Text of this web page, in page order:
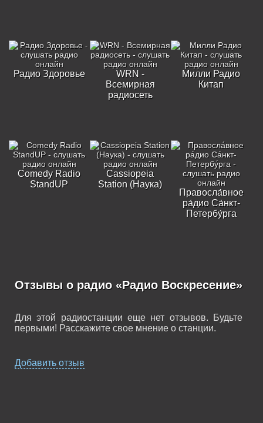
Радио Здоровье
WRN -
Всемирная
радиосеть
Милли Радио
Китап
Comedy Radio
StandUP
Cassiopeia
Station (Наука)
Правосла́вное
ра́дио Са́нкт-
Петербу́рга
Отзывы о радио «Радио Воскресение»
Для этой радиостанции еще нет отзывов. Будьте
первыми! Расскажите свое мнение о станции.
Добавить отзыв